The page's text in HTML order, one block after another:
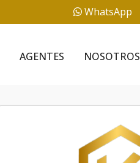
WhatsApp
AGENTES NOSOTROS